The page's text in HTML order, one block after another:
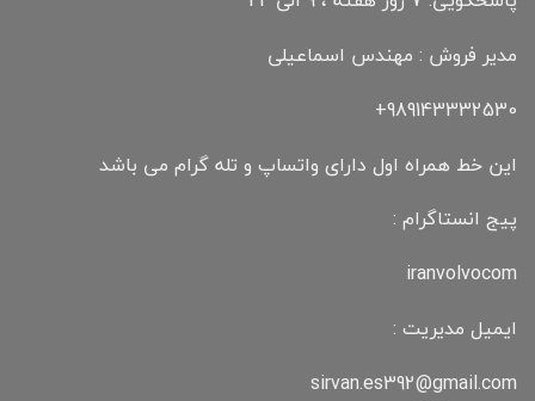
مدیر فروش : مهندس اسماعیلی
989143332530+
این خط همراه اول دارای واتساپ و تله گرام می باشد
پیج انستاگرام :
iranvolvocom
ایمیل مدیریت :
sirvan.es392@gmail.com